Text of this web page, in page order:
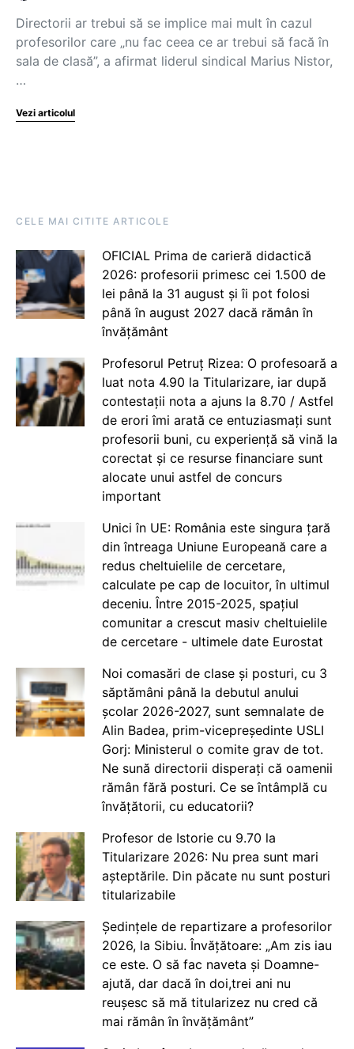
Directorii ar trebui să se implice mai mult în cazul
profesorilor care „nu fac ceea ce ar trebui să facă în
sala de clasă”, a afirmat liderul sindical Marius Nistor,
…
Vezi articolul
CELE MAI CITITE ARTICOLE
OFICIAL Prima de carieră didactică
2026: profesorii primesc cei 1.500 de
lei până la 31 august și îi pot folosi
până în august 2027 dacă rămân în
învățământ
Profesorul Petruț Rizea: O profesoară a
luat nota 4.90 la Titularizare, iar după
contestații nota a ajuns la 8.70 / Astfel
de erori îmi arată ce entuziasmați sunt
profesorii buni, cu experiență să vină la
corectat și ce resurse financiare sunt
alocate unui astfel de concurs
important
Unici în UE: România este singura țară
din întreaga Uniune Europeană care a
redus cheltuielile de cercetare,
calculate pe cap de locuitor, în ultimul
deceniu. Între 2015-2025, spațiul
comunitar a crescut masiv cheltuielile
de cercetare - ultimele date Eurostat
Noi comasări de clase și posturi, cu 3
săptămâni până la debutul anului
școlar 2026-2027, sunt semnalate de
Alin Badea, prim-vicepreședinte USLI
Gorj: Ministerul o comite grav de tot.
Ne sună directorii disperați că oamenii
rămân fără posturi. Ce se întâmplă cu
învățătorii, cu educatorii?
Profesor de Istorie cu 9.70 la
Titularizare 2026: Nu prea sunt mari
așteptările. Din păcate nu sunt posturi
titularizabile
Ședințele de repartizare a profesorilor
2026, la Sibiu. Învățătoare: „Am zis iau
ce este. O să fac naveta și Doamne-
ajută, dar dacă în doi,trei ani nu
reușesc să mă titularizez nu cred că
mai rămân în învățământ”